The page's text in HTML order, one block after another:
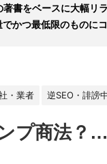
書をベースに大幅リ
かつ最低限のものに
・業者 逆SEO・誹謗
プ商法？